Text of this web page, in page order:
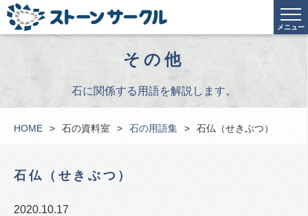
メニュー
その他
石に関係する用語を解説します。
HOME 石の資料室 石の用語集 石仏（せきぶつ）
石仏（せきぶつ）
2020.10.17